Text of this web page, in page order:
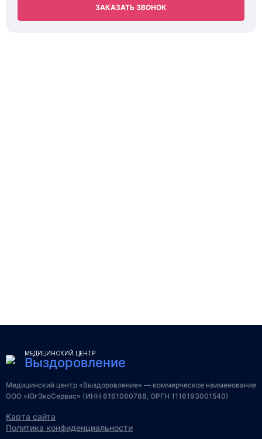
ЗАКАЗАТЬ ЗВОНОК
МЕДИЦИНСКИЙ ЦЕНТР
Выздоровление
Медицинский центр «Выздоровление» — коммерческое наименование
ООО «ЮгЭкоСервис» (ИНН 6161060788, ОРГН 1116193001540)
Карта сайта
Политика конфиденциальности